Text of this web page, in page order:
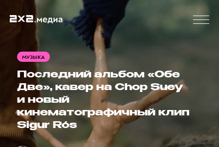
МУЗЫКА
Последний альбом «Обе
Две», кавер на Chop Suey
и новый
кинематографичный клип
Sigur Rós